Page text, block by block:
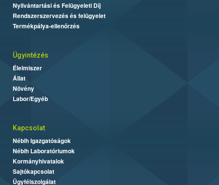
Nyilvántartási és Felügyeleti Díj
Rendszerszervezés és felügyelet
Termékpálya-ellenőrzés
Ügyintézés
Élelmiszer
Állat
Növény
Labor/Egyéb
Kapcsolat
Nébih Igazgatóságok
Nébih Laboratóriumok
Kormányhivatalok
Sajtókapcsolat
Ügyfélszolgálat